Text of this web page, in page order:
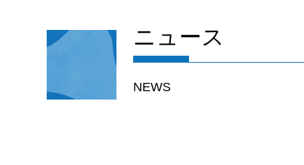
ニュース
NEWS